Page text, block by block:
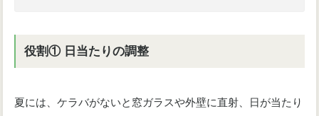
役割① 日当たりの調整
夏には、ケラバがないと窓ガラスや外壁に直射、日が当たり